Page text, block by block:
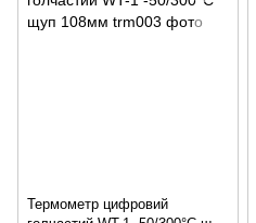
Термометр цифровий